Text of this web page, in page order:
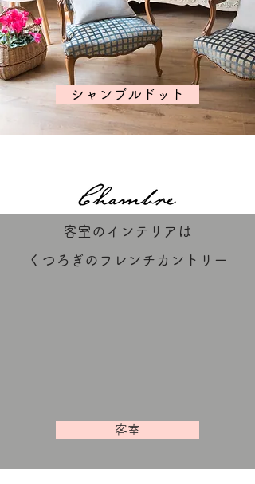
シャンブルドット
客室のインテリアは
くつろぎのフレンチカントリー
客室